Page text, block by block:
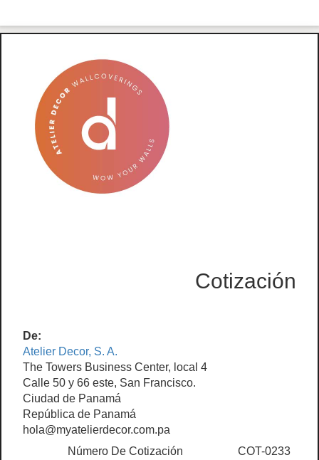
Cotización
De:
Atelier Decor, S. A.
The Towers Business Center, local 4
Calle 50 y 66 este, San Francisco.
Ciudad de Panamá
República de Panamá
hola@myatelierdecor.com.pa
Número De Cotización
COT-0233